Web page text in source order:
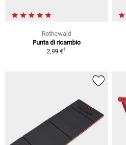
Rothewald
Punta di ricambio
2,99 €1